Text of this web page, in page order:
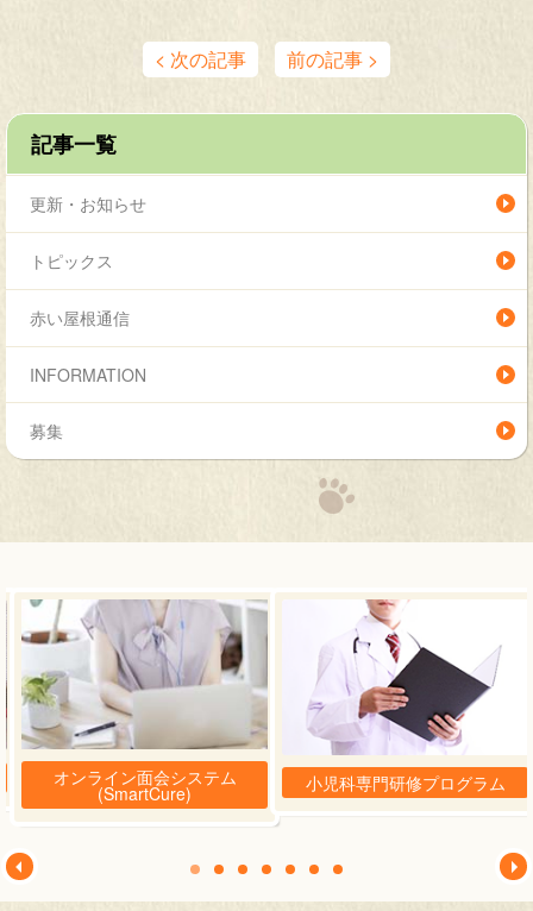
< 次の記事 前の記事 >
記事一覧
更新・お知らせ
トピックス
赤い屋根通信
INFORMATION
募集
オンライン面会システム
(SmartCure) 小児科専門研修プログラム